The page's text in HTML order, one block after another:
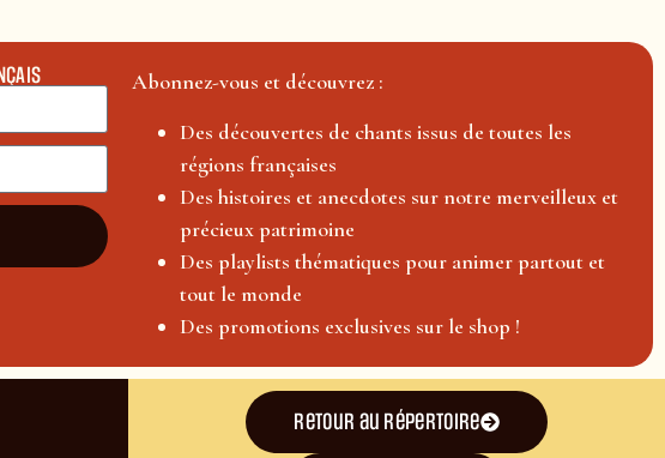
Abonnez-vous et découvrez :
Des découvertes de chants issus de toutes les
régions françaises
Des histoires et anecdotes sur notre merveilleux et
précieux patrimoine
Des playlists thématiques pour animer partout et
tout le monde
Des promotions exclusives sur le shop !
Retour au répertoire